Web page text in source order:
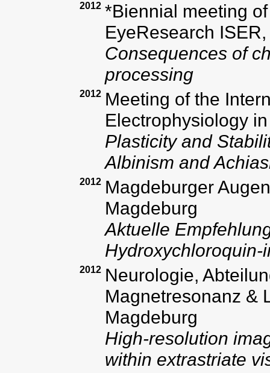
2012 *Biennial meeting
EyeResearch
Consequences of
processing
2012 Meeting of the
Electrophysiology
Plasticity and
Albinism and
2012 Magdeburger
Magdeburg
Aktuelle
2012 Neurologie,
Magnetresonanz &
Magdeburg
High-resolution
within extrastriate